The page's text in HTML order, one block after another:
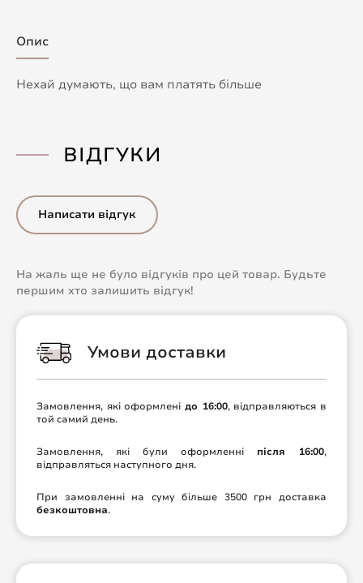
Опис
Нехай думають, що вам платять більше
ВІДГУКИ
Написати відгук
На жаль ще не було відгуків про цей товар. Будьте
першим хто залишить відгук!
Умови доставки
Замовлення, які оформлені до 16:00, відправляються в
той самий день.
Замовлення, які були оформленні після 16:00,
відправляться наступного дня.
При замовленні на суму більше 3500 грн доставка
безкоштовна.